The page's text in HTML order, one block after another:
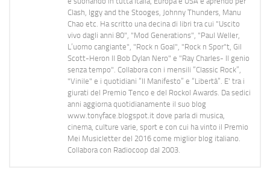
Clash, Iggy and the Stooges, Johnny Thunders, Manu
Chao etc. Ha scritto una decina di libri tra cui "Uscito
vivo dagli anni 80", "Mod Generations", "Paul Weller,
L’uomo cangiante", "Rock n Goal", "Rock n Spor"t, Gil
Scott-Heron Il Bob Dylan Nero" e "Ray Charles- Il genio
senza tempo". Collabora con i mensili “Classic Rock”,
"Vinile" e i quotidiani “Il Manifesto” e “Libertà”. E' tra i
giurati del Premio Tenco e del Rockol Awards. Da sedici
anni aggiorna quotidianamente il suo blog
www.tonyface.blogspot.it dove parla di musica,
cinema, culture varie, sport e con cui ha vinto il Premio
Mei Musicletter del 2016 come miglior blog italiano.
Collabora con Radiocoop dal 2003.